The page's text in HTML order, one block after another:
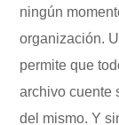
ningún
organización.
permite que
archivo cuente
del mismo. Y